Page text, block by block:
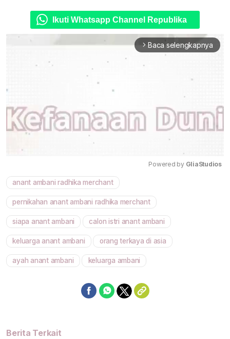
Ikuti Whatsapp Channel Republika
arrow_forward_ios Baca selengkapnya
Powered by GliaStudios
anant ambani radhika merchant
pernikahan anant ambani radhika merchant
siapa anant ambani calon istri anant ambani
keluarga anant ambani orang terkaya di asia
ayah anant ambani keluarga ambani
Berita Terkait